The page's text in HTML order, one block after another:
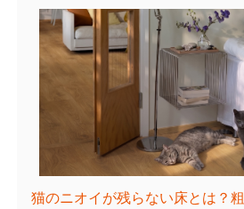
猫のニオイが残らない床とは？粗